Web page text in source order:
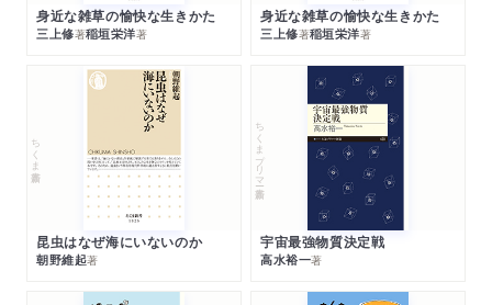
身近な雑草の愉快な生きかた
三上修著稲垣栄洋著
身近な雑草の愉快な生きかた
三上修著稲垣栄洋著
ちくま新書
昆虫はなぜ海にいないのか
朝野維起著
ちくまプリマー新書
宇宙最強物質決定戦
高水裕一著